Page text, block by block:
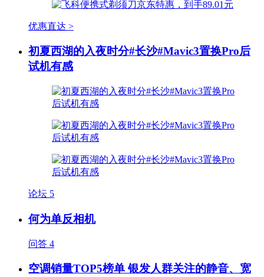
优惠直达 >
初夏西湖的入夜时分#长沙#Mavic3置换Pro后
试机有感
论坛 5
何为单反相机
问答 4
空调销量TOP5榜单 银发人群关注的静音、宽